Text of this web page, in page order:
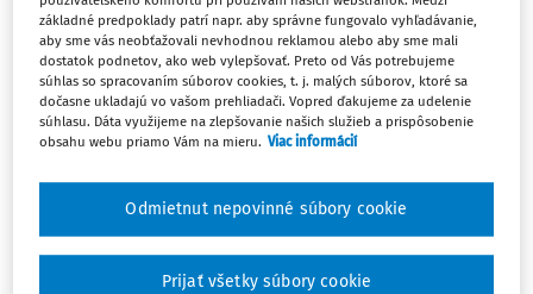
Zatiaľ ste si prečítali len začiatok...
Celý dokument je len pre predplatiteľov.
zadarmo prístup k vybranému obsahu na
základné predpoklady patrí napr. aby správne fungovalo vyhľadávanie,
aby sme vás neobťažovali nevhodnou reklamou alebo aby sme mali
dostatok podnetov, ako web vylepšovať. Preto od Vás potrebujeme
súhlas so spracovaním súborov cookies, t. j. malých súborov, ktoré sa
dočasne ukladajú vo vašom prehliadači. Vopred ďakujeme za udelenie
súhlasu. Dáta využijeme na zlepšovanie našich služieb a prispôsobenie
obsahu webu priamo Vám na mieru. Viac informácií
Odmietnut nepovinné súbory cookie
Prijať všetky súbory cookie